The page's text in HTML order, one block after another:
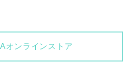
オンラインストア